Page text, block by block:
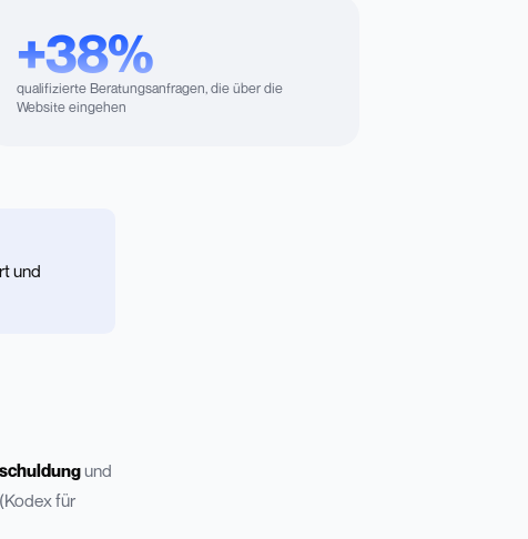
+38%
qualifizierte Beratungsanfragen, die über die
Website eingehen
und
und
für